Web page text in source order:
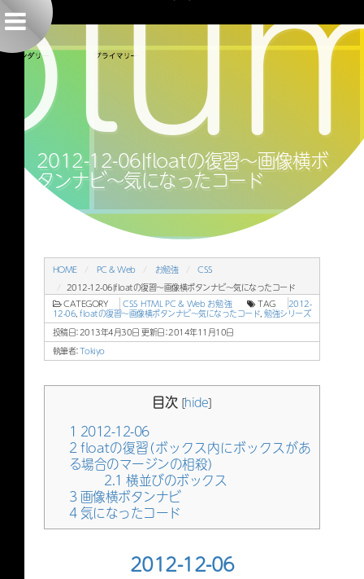
2012-12-06|floatの復習〜画像横ボ
タンナビ〜気になったコード
HOME PC & Web お勉強
CSS
2012-12-06|floatの復習〜画像横ボタンナビ〜気になったコード
CATEGORY
CSS HTML PC & Web お勉強 TAG
2012-
12-06,floatの復習〜画像横ボタンナビ〜気になったコード,勉強シリーズ
投稿日：2013年4月30日 更新日：2014年11月10日
執筆者：Tokiyo
目次 [hide]
1 2012-12-06
2floatの復習（ボックス内にボックスがあ
る場合のマージンの相殺）
2.1 横並びのボックス
3画像横ボタンナビ
4気になったコード
2012-12-06
2012-12-06|floatの復習〜画像横ボタンナビ〜気になったコード
メニューはこちら